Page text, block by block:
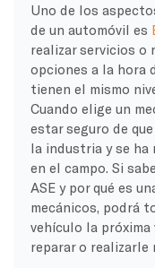
Uno de los
de un automóvil es
realizar servicios o
opciones a la hora
tienen el mismo
Cuando elige un
estar seguro de
la industria y se ha
en el campo. Si
ASE y por qué es
mecánicos, podrá
vehículo la próxima
reparar o realizarle